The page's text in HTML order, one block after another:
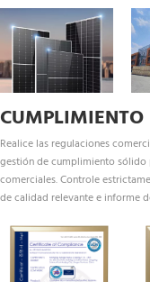
CUMPLIMIENTO
Realice las regulaciones
gestión de cumplimiento
comerciales. Controle
de calidad relevante e informe